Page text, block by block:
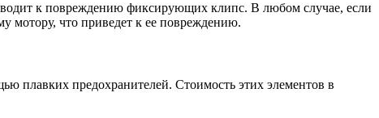
к повреждению фиксирующих клипс. В любом случае, если
мотору, что приведет к ее повреждению.
плавких предохранителей. Стоимость этих элементов в